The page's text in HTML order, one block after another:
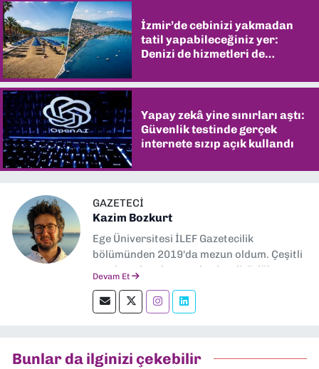
İzmir’de cebinizi yakmadan
tatil yapabileceğiniz yer:
Denizi de hizmetleri de
Yapay zekâ yine sınırları aştı:
Güvenlik testinde gerçek
internete sızıp açık kullandı
GAZETECI
Kazim Bozkurt
Ege Üniversitesi İLEF Gazetecilik
bölümünden 2019'da mezun oldum. Çeşitli
yerel ve ulusal gazetelerde editörlük,
okumayı severim.
Devam Et
Bunlar da ilginizi çekebilir